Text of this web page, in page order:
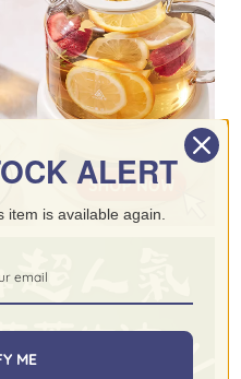
ALERT
item is available again.
ME